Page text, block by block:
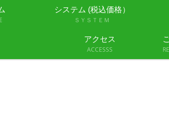
システム (税込価格）
ＳＹＳＴＥＭ
アクセス
ACCESSS
1